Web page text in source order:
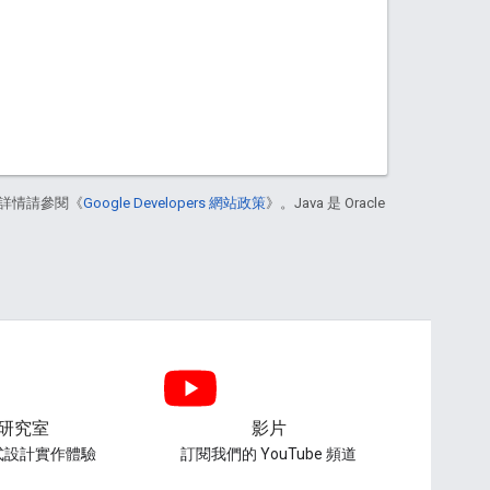
情請參閱《Google Developers 網站政策》。Java 是 Oracle
究室
計實作體驗
影片
訂閱我們的 YouTube 頻道